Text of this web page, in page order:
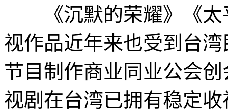
《沉默的荣耀》《太
视作品近年来也受到台
节目制作商业同业公会
视剧在台湾已拥有稳定